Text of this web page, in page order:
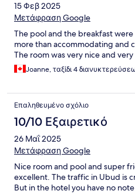
15 Φεβ 2025
Μετάφραση Google
The pool and the breakfast
more than accommodating and
The room was very nice and very
Joanne, ταξίδι 4
Επαληθευμένο σχόλιο
10/10 Εξαιρετικό
26 Μαΐ 2025
Μετάφραση Google
Nice room and pool and super
excellent. The traffic in Ubud is
But in the hotel you have no